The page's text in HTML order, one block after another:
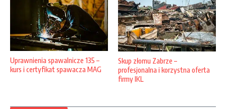
Uprawnienia spawalnicze 135 –
kurs i certyfikat spawacza MAG
Skup złomu Zabrze –
profesjonalna i korzystna oferta
firmy IKL